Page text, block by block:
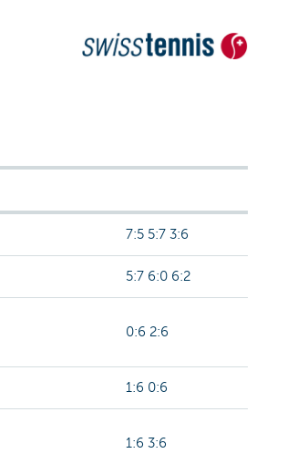
7:5 5:7 3:6
5:7 6:0 6:2
0:6 2:6
1:6 0:6
1:6 3:6